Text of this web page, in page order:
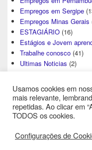
Empregos em Sergipe
Empregos Minas Gerais
ESTAGIÁRIO (16)
Estágios e Jovem
Trabalhe conosco (41)
Ultimas Noticias (2)
Direitos Autorais © 2026
Theme:
Usamos cookies em
mais relevante,
repetidas. Ao clicar em
TODOS os cookies.
Configurações de